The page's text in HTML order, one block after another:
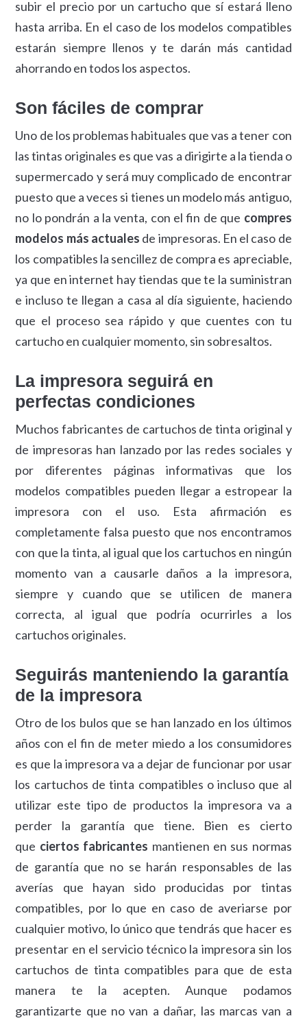
subir el precio por un cartucho que sí estará lleno
hasta arriba. En el caso de los modelos compatibles
estarán siempre llenos y te darán más cantidad
ahorrando en todos los aspectos.
Son fáciles de comprar
Uno de los problemas habituales que vas a tener con
las tintas originales es que vas a dirigirte a la tienda o
supermercado y será muy complicado de encontrar
puesto que a veces si tienes un modelo más antiguo,
no lo pondrán a la venta, con el fin de que compres
modelos más actuales de impresoras. En el caso de
los compatibles la sencillez de compra es apreciable,
ya que en internet hay tiendas que te la suministran
e incluso te llegan a casa al día siguiente, haciendo
que el proceso sea rápido y que cuentes con tu
cartucho en cualquier momento, sin sobresaltos.
La impresora seguirá en
perfectas condiciones
Muchos fabricantes de cartuchos de tinta original y
de impresoras han lanzado por las redes sociales y
por diferentes páginas informativas que los
modelos compatibles pueden llegar a estropear la
impresora con el uso. Esta afirmación es
completamente falsa puesto que nos encontramos
con que la tinta, al igual que los cartuchos en ningún
momento van a causarle daños a la impresora,
siempre y cuando que se utilicen de manera
correcta, al igual que podría ocurrirles a los
cartuchos originales.
Seguirás manteniendo la garantía
de la impresora
Otro de los bulos que se han lanzado en los últimos
años con el fin de meter miedo a los consumidores
es que la impresora va a dejar de funcionar por usar
los cartuchos de tinta compatibles o incluso que al
utilizar este tipo de productos la impresora va a
perder la garantía que tiene. Bien es cierto
que ciertos fabricantes mantienen en sus normas
de garantía que no se harán responsables de las
averías que hayan sido producidas por tintas
compatibles, por lo que en caso de averiarse por
cualquier motivo, lo único que tendrás que hacer es
presentar en el servicio técnico la impresora sin los
cartuchos de tinta compatibles para que de esta
manera te la acepten. Aunque podamos
garantizarte que no van a dañar, las marcas van a